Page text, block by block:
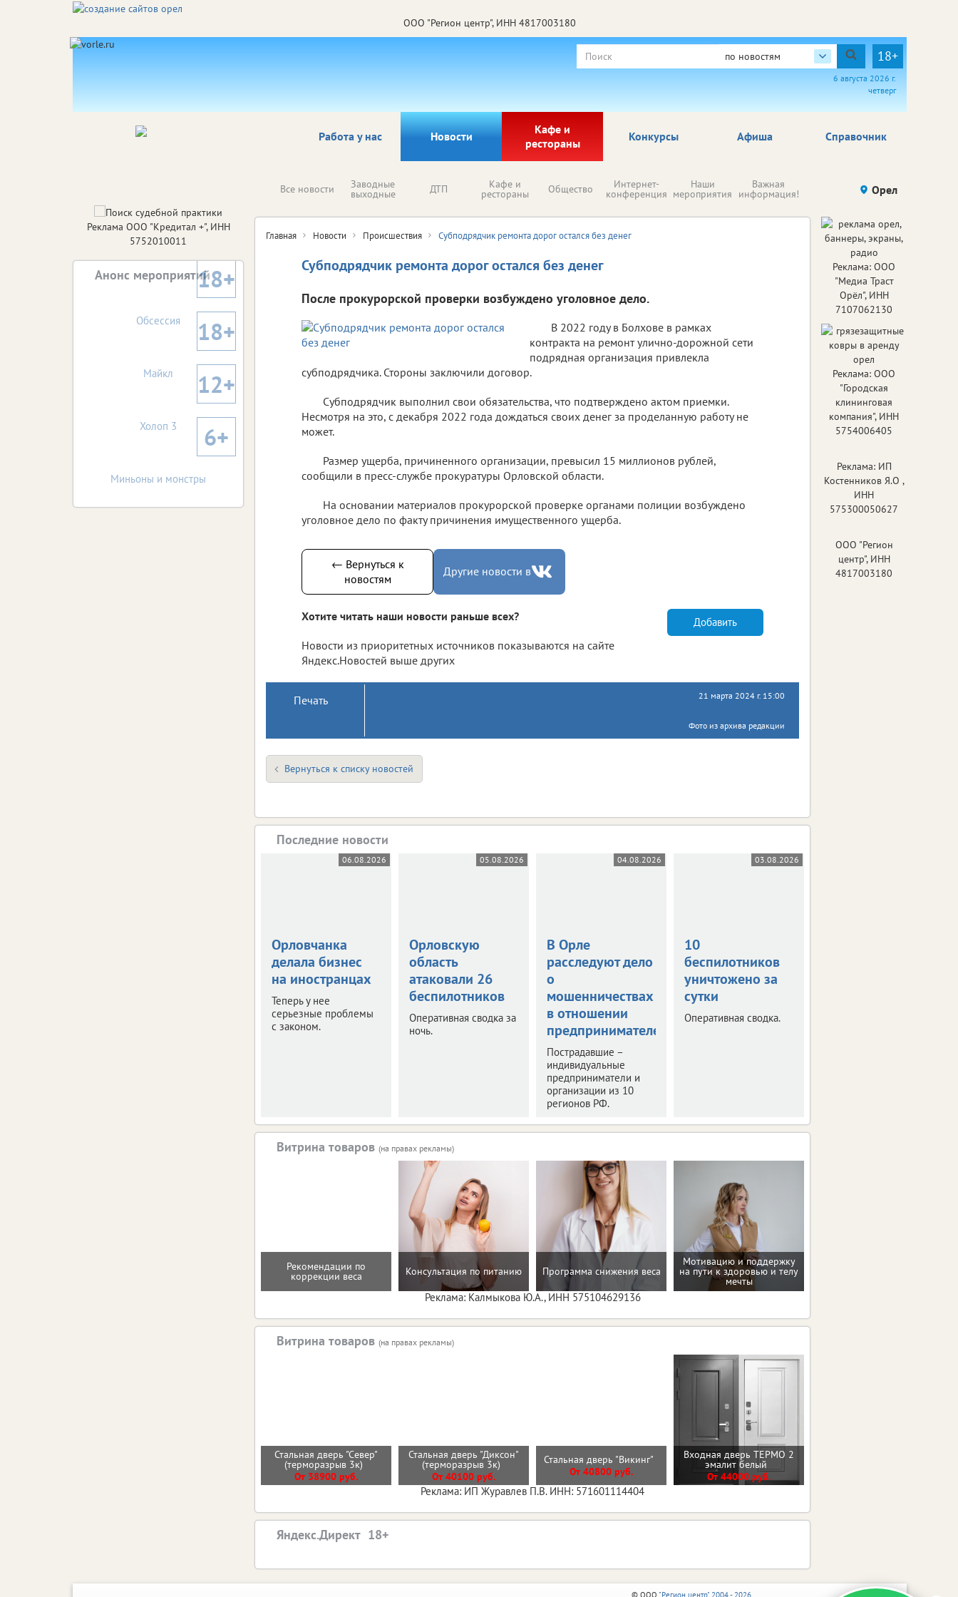
ООО "Регион центр", ИНН 4817003180
по новостям 18+
6 августа 2026 г.
четверг
Работа у нас Новости
Кафе и
рестораны
Афиша Справочник
Конкурсы
Все новости Заводные
выходные ДТП Кафе и
рестораны Общество Интернет-
конференция
Наши
мероприятия
Важная
информация! Происшествия Здоровье
Орел
Главная Новости Происшествия Субподрядчик ремонта дорог остался без денег
Субподрядчик ремонта дорог остался без денег
После прокурорской проверки возбуждено уголовное дело.
В 2022 году в Болхове в рамках
контракта на ремонт улично-дорожной сети
подрядная организация привлекла
субподрядчика. Стороны заключили договор.
Субподрядчик выполнил свои обязательства, что подтверждено актом приемки.
Несмотря на это, с декабря 2022 года дождаться своих денег за проделанную работу не
может.
Размер ущерба, причиненного организации, превысил 15 миллионов рублей,
сообщили в пресс-службе прокуратуры Орловской области.
На основании материалов прокурорской проверке органами полиции возбуждено
уголовное дело по факту причинения имущественного ущерба.
← Вернуться к
новостям
Другие новости в
Хотите читать наши новости раньше всех?
Новости из приоритетных источников показываются на сайте
Яндекс.Новостей выше других
Добавить
Печать 21 марта 2024 г. 15:00
Фото из архива редакции
Вернуться к списку новостей
Последние новости
06.08.2026
Орловчанка
делала бизнес
на иностранцах
Теперь у нее
серьезные проблемы
с законом.
05.08.2026
Орловскую
область
атаковали 26
беспилотников
Оперативная сводка за
ночь.
04.08.2026
В Орле
расследуют дело
о
мошенничествах
в отношении
предпринимателей
Пострадавшие –
индивидуальные
предприниматели и
организации из 10
регионов РФ.
03.08.2026
10
беспилотников
уничтожено за
сутки
Оперативная сводка.
Витрина товаров (на правах рекламы)
Рекомендации по
коррекции веса Консультация по питанию Программа снижения веса
Мотивацию и поддержку
на пути к здоровью и телу
мечты
Реклама: Калмыкова Ю.А., ИНН 575104629136
Витрина товаров (на правах рекламы)
Стальная дверь "Север"
(терморазрыв 3к)
От 38900 руб.
Стальная дверь "Диксон"
(терморазрыв 3к)
От 40100 руб.
Стальная дверь "Викинг"
От 40800 руб.
Входная дверь ТЕРМО 2
эмалит белый
От 44000 руб.
Реклама: ИП Журавлев П.В. ИНН: 571601114404
Яндекс.Директ
Реклама ООО "Кредитал +", ИНН
5752010011
Анонс мероприятий18+
Обсессия 18+
Майкл 12+
Холоп 3 6+
Миньоны и монстры
Реклама: ООО
"Медиа Траст
Орёл", ИНН
7107062130
Реклама: ООО
"Городская
клининговая
компания", ИНН
5754006405
Реклама: ИП
Костенников Я.О ,
ИНН
575300050627
ООО "Регион
центр", ИНН
4817003180
© ООО "Регион центр" 2004 - 2026